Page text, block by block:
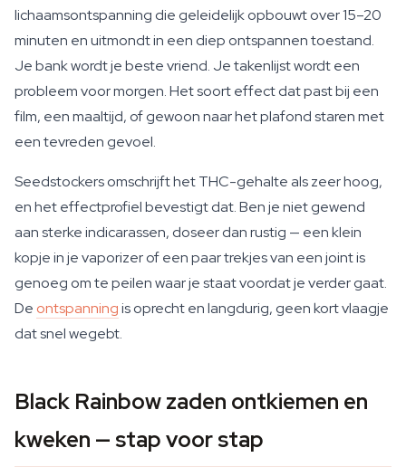
lichaamsontspanning die geleidelijk opbouwt over 15–20
minuten en uitmondt in een diep ontspannen toestand.
Je bank wordt je beste vriend. Je takenlijst wordt een
probleem voor morgen. Het soort effect dat past bij een
film, een maaltijd, of gewoon naar het plafond staren met
een tevreden gevoel.
Seedstockers omschrijft het THC-gehalte als zeer hoog,
en het effectprofiel bevestigt dat. Ben je niet gewend
aan sterke indicarassen, doseer dan rustig — een klein
kopje in je vaporizer of een paar trekjes van een joint is
genoeg om te peilen waar je staat voordat je verder gaat.
De ontspanningis oprecht en langdurig, geen kort vlaagje
dat snel wegebt.
Black Rainbow zaden ontkiemen en
kweken — stap voor stap